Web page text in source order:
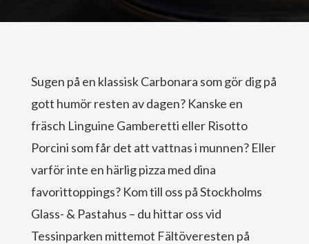
Sugen på en klassisk Carbonara som gör dig på
gott humör resten av dagen? Kanske en
fräsch Linguine Gamberetti eller Risotto
Porcini som får det att vattnas i munnen? Eller
varför inte en härlig pizza med dina
favorittoppings? Kom till oss på Stockholms
Glass- & Pastahus – du hittar oss vid
Tessinparken mittemot Fältöveresten på